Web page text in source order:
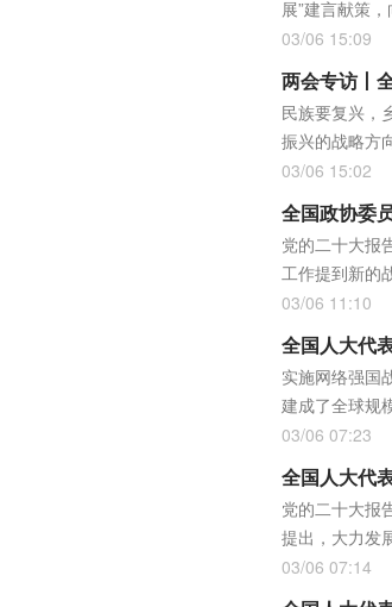
展”建言献策
03/06 15:09
两会专访丨
民族要复兴，
振兴的战略方
03/06 15:02
全国政协委
党的二十大报
工作提到新的
03/06 11:10
全国人大代
实施网络强国
建成了全球规
03/06 07:23
全国人大代
党的二十大报
提出，大力发
03/06 07:14